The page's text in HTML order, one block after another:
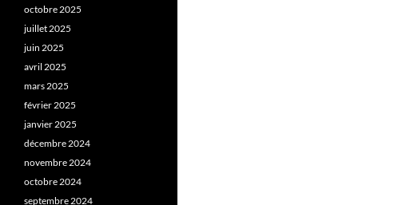
octobre 2025
juillet 2025
juin 2025
avril 2025
mars 2025
février 2025
janvier 2025
décembre 2024
novembre 2024
octobre 2024
septembre 2024